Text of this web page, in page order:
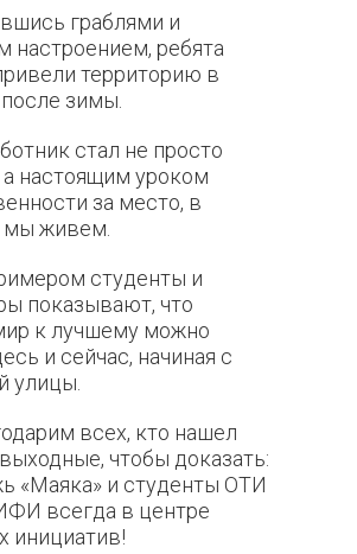
граблями и
настроением, ребята
территорию в
зимы.
стал не просто
а настоящим уроком
за место, в
мы живем.
студенты и
показывают, что
к лучшему можно
и сейчас, начиная с
улицы.
всех, кто нашел
чтобы доказать:
«Маяка» и студенты ОТИ
всегда в центре
инициатив!